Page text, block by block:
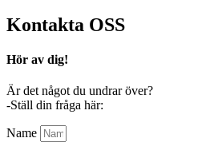
Kontakta OSS
Hör av dig!
Är det något du undrar över?
-Ställ din fråga här:
Name